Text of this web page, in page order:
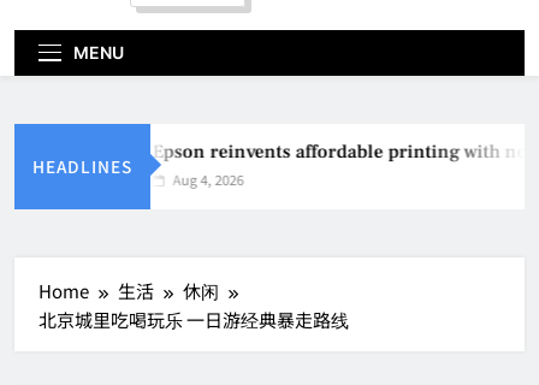
MENU
HEADLINES
Epson reinvents affordable printing with
Aug 4, 2026
Home 生活
休闲
北京城里吃喝玩乐 一日游经典暴走路线